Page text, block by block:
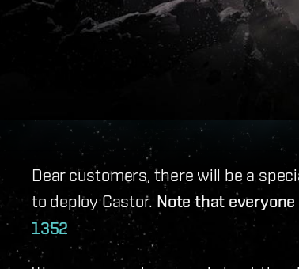
Dear customers, there will be a
to deploy Castor. Note that
1352